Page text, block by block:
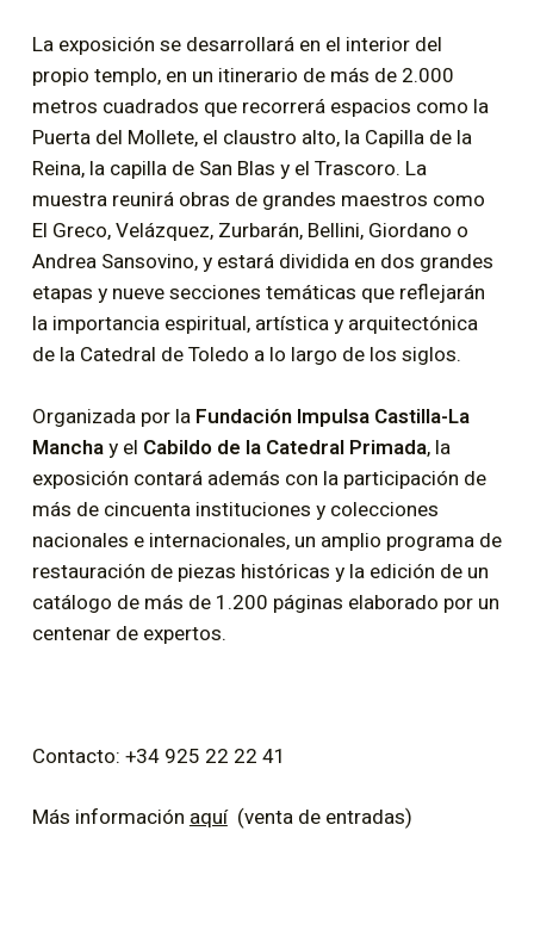
La exposición se desarrollará en el interior del
propio templo, en un itinerario de más de 2.000
metros cuadrados que recorrerá espacios como la
Puerta del Mollete, el claustro alto, la Capilla de la
Reina, la capilla de San Blas y el Trascoro. La
muestra reunirá obras de grandes maestros como
El Greco, Velázquez, Zurbarán, Bellini, Giordano o
Andrea Sansovino, y estará dividida en dos grandes
etapas y nueve secciones temáticas que reflejarán
la importancia espiritual, artística y arquitectónica
de la Catedral de Toledo a lo largo de los siglos.
Organizada por la Fundación Impulsa Castilla-La
Manchay el Cabildo de la Catedral Primada, la
exposición contará además con la participación de
más de cincuenta instituciones y colecciones
nacionales e internacionales, un amplio programa de
restauración de piezas históricas y la edición de un
catálogo de más de 1.200 páginas elaborado por un
centenar de expertos.
Contacto: +34 925 22 22 41
Más informaciónaquí(venta de entradas)